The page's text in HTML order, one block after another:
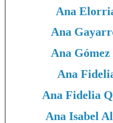
Ana
Ana
Ana Gómez
Ana
Ana Fidelia
Ana Isabel